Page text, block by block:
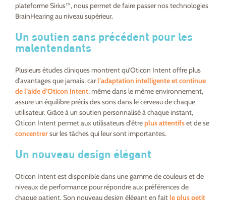
plateforme Sirius™, nous permet de faire passer nos technologies
BrainHearing au niveau supérieur.
Un soutien sans précédent pour les
malentendants
Plusieurs études cliniques montrent qu’Oticon Intent offre plus
d’avantages que jamais, carl’adaptation intelligente et continue
de l’aide d’Oticon Intent, même dans le même environnement,
assure un équilibre précis des sons dans le cerveau de chaque
utilisateur. Grâce à un soutien personnalisé à chaque instant,
Oticon Intent permet aux utilisateurs d’êtreplus attentifset de se
concentrersur les tâches qui leur sont importantes.
Un nouveau design élégant
Oticon Intent est disponible dans une gamme de couleurs et de
niveaux de performance pour répondre aux préférences de
chaque patient. Son nouveau design élégant en faitle plus petit